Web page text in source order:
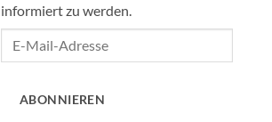
informiert zu werden.
Mail-
ABONNIEREN